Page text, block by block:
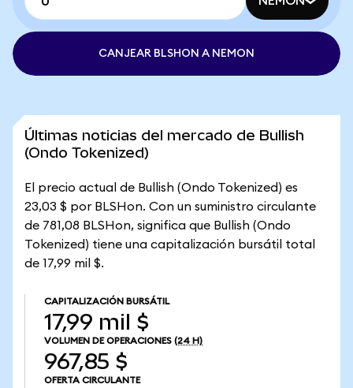
CANJEAR BLSHON A NEMON
Últimas noticias del mercado de Bullish
(Ondo Tokenized)
El precio actual de Bullish (Ondo Tokenized) es
23,03 $ por BLSHon. Con un suministro circulante
de 781,08 BLSHon, significa que Bullish (Ondo
Tokenized) tiene una capitalización bursátil total
de 17,99 mil $.
CAPITALIZACIÓN BURSÁTIL
17,99 mil $
VOLUMEN DE OPERACIONES (24 H)
967,85 $
OFERTA CIRCULANTE